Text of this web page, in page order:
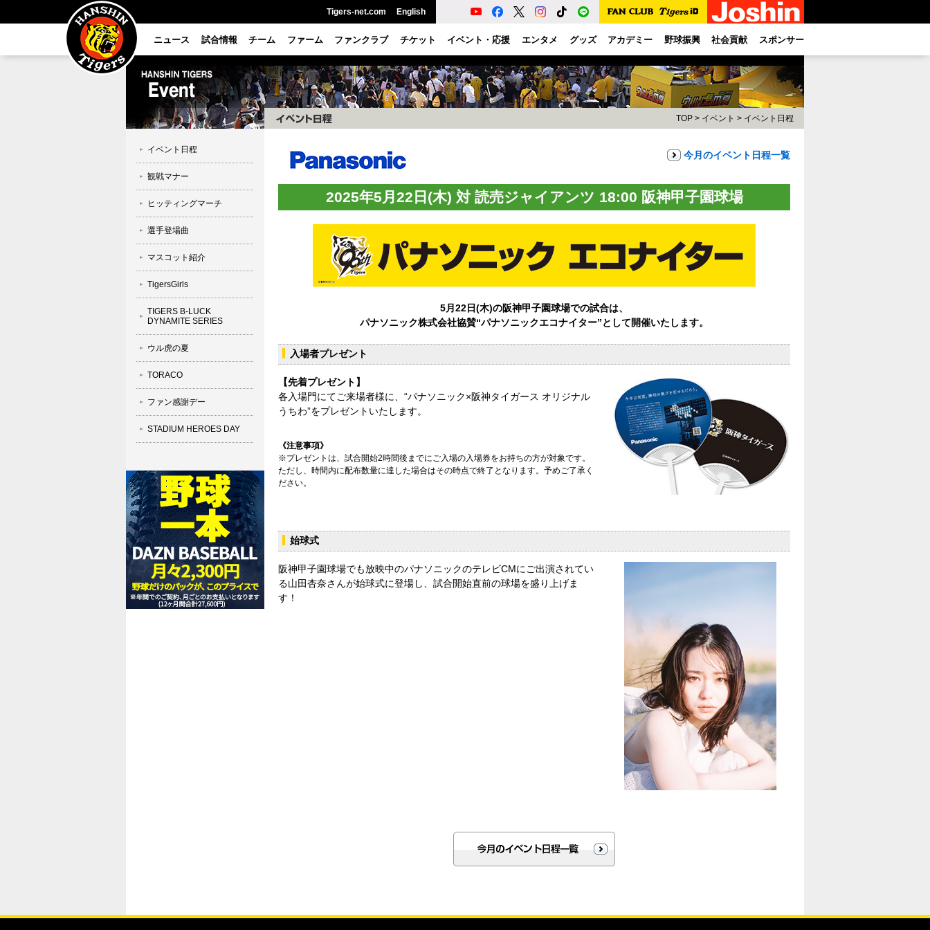
Tigers-net.com English
ニュース 試合情報 チーム ファーム ファンクラブ チケット イベント・応援 エンタメ グッズ アカデミー 野球振興 社会貢献 スポンサー
イベント日程
観戦マナー
ヒッティングマーチ
選手登場曲
マスコット紹介
TigersGirls
TIGERS B-LUCK
DYNAMITE SERIES
ウル虎の夏
TORACO
ファン感謝デー
STADIUM HEROES DAY
TOP > イベント > イベント日程
今月のイベント日程一覧
2025年5月22日(木) 対 読売ジャイアンツ 18:00 阪神甲子園球場
5月22日(木)の阪神甲子園球場での試合は、
パナソニック株式会社協賛“パナソニックエコナイター”として開催いたします。
入場者プレゼント
【先着プレゼント】
各入場門にてご来場者様に、“パナソニック×阪神タイガース オリジナル
うちわ”をプレゼントいたします。
《注意事項》
※プレゼントは、試合開始2時間後までにご入場の入場券をお持ちの方が対象です。
ただし、時間内に配布数量に達した場合はその時点で終了となります。予めご了承く
ださい。
始球式
阪神甲子園球場でも放映中のパナソニックのテレビCMにご出演されてい
る山田杏奈さんが始球式に登場し、試合開始直前の球場を盛り上げま
す！